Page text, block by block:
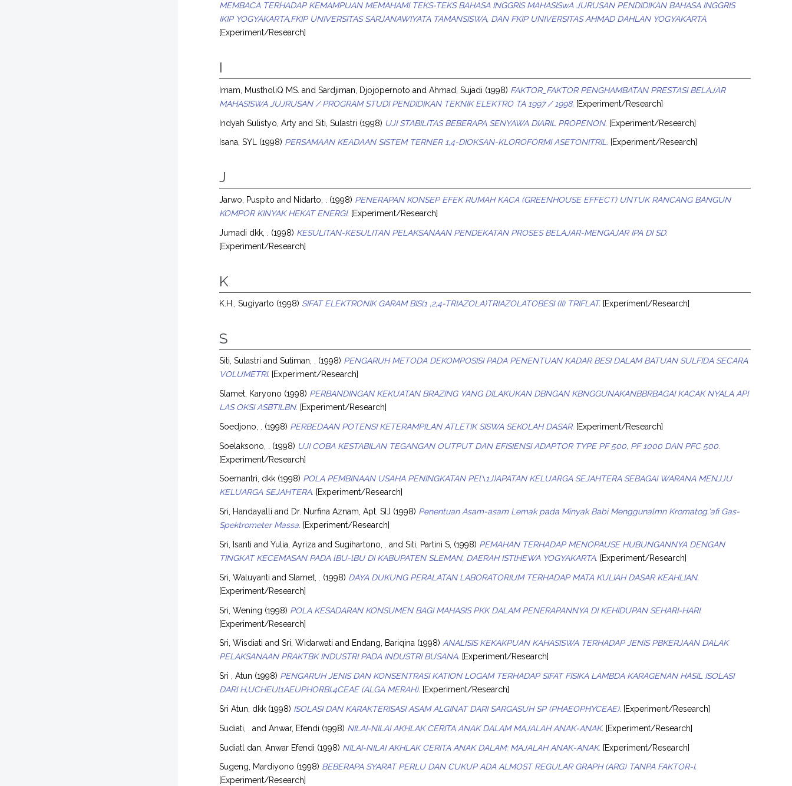
MEMBACA TERHADAP KEMAMPUAN MEMAHAMI TEKS-TEKS BAHASA INGGRIS MAHASISwA JURUSAN PENDIDIKAN BAHASA INGGRIS
IKIP YOGYAKARTA,FKIP UNIVERSITAS SARJANAWIYATA TAMANSISWA, DAN FKIP UNIVERSITAS AHMAD DAHLAN YOGYAKARTA.
[Experiment/Research]
I
Imam, MustholiQ MS. andSardjiman, Djojopernoto andAhmad, Sujadi (1998) FAKTOR_FAKTOR PENGHAMBATAN PRESTASI BELAJAR
MAHASISWA JUJRUSAN / PROGRAM STUDI PENDIDIKAN TEKNIK ELEKTRO TA 1997 / 1998. [Experiment/Research]
Indyah Sulistyo, Arty andSiti, Sulastri (1998) UJI STABILITAS BEBERAPA SENYAWA DIARIL PROPENON. [Experiment/Research]
Isana, SYL (1998) PERSAMAAN KEADAAN SISTEM TERNER 1,4-DIOKSAN-KLOROFORMI ASETONITRIL. [Experiment/Research]
J
Jarwo, Puspito and Nidarto, . (1998) PENERAPAN KONSEP EFEK RUMAH KACA (GREENHOUSE EFFECT) UNTUK RANCANG BANGUN
KOMPOR KINYAK HEKAT ENERGI. [Experiment/Research]
Jumadi dkk, . (1998) KESULITAN-KESULITAN PELAKSANAAN PENDEKATAN PROSES BELAJAR-MENGAJAR IPA DI SD.
[Experiment/Research]
K
K.H., Sugiyarto (1998) SIFAT ELEKTRONIK GARAM BIS(1 ,2,4-TRIAZOLA)TRIAZOLATOBESI (II) TRIFLAT. [Experiment/Research]
S
Siti, Sulastri andSutiman, . (1998) PENGARUH METODA DEKOMPOSISI PADA PENENTUAN KADAR BESI DALAM BATUAN SULFIDA SECARA
VOLUMETRI. [Experiment/Research]
Slamet, Karyono (1998) PERBANDINGAN KEKUATAN BRAZING YANG DILAKUKAN DBNGAN KBNGGUNAKANBBRBAGAI KACAK NYALA API
LAS OKSI ASBTILBN. [Experiment/Research]
Soedjono, . (1998) PERBEDAAN POTENSI KETERAMPILAN ATLETIK SISWA SEKOLAH DASAR. [Experiment/Research]
Soelaksono, . (1998) UJI COBA KESTABILAN TEGANGAN OUTPUT DAN EFISIENSI ADAPTOR TYPE PF 500, PF 1000 DAN PFC 500.
[Experiment/Research]
Soemantri, dkk (1998) POLA PEMBINAAN USAHA PENINGKATAN PEl\1J)APATAN KELUARGA SEJAHTERA SEBAGAI WARANA MENJJU
KELUARGA SEJAHTERA. [Experiment/Research]
Sri, Handayalli and Dr. Nurfina Aznam, Apt. SIJ (1998) Penentuan Asam-asam Lemak pada Minyak Babi Menggunalmn Kromatog.'afi Gas-
Spektrometer Massa. [Experiment/Research]
Sri, Isanti andYulia, Ayriza andSugihartono, . andSiti, Partini S, (1998) PEMAHAN TERHADAP MENOPAUSE HUBUNGANNYA DENGAN
TINGKAT KECEMASAN PADA lBU-lBU DI KABUPATEN SLEMAN, DAERAH ISTlHEWA YOGYAKARTA. [Experiment/Research]
Sri, Waluyanti andSlamet, . (1998) DAYA DUKUNG PERALATAN LABORATORIUM TERHADAP MATA KULIAH DASAR KEAHLIAN.
[Experiment/Research]
Sri, Wening (1998) POLA KESADARAN KONSUMEN BAGI MAHASIS PKK DALAM PENERAPANNYA DI KEHIDUPAN SEHARI-HARI.
[Experiment/Research]
Sri, Wisdiati andSri, Widarwati and Endang, Bariqina (1998)ANALISIS KEKAKPUAN KAHASISWA TERHADAP JENIS PBKERJAAN DALAK
PELAKSANAAN PRAKTBK INDUSTRI PADA INDUSTRI BUSANA. [Experiment/Research]
Sri , Atun (1998) PENGARUH JENIS DAN KONSENTRASI KATION LOGAM TERHADAP SIFAT FISIKA LAMBDA KARAGENAN HASIL ISOLASI
DARI H,UCHEUl1AEUPHORBI.4CEAE (ALGA MERAH). [Experiment/Research]
Sri Atun, dkk (1998) ISOLASI DAN KARAKTERISASI ASAM ALGINAT DARI SARGASUH SP (PHAEOPHYCEAE). [Experiment/Research]
Sudiati, . andAnwar, Efendi (1998) NILAI-NILAI AKHLAK CERITA ANAK DALAM MAJALAH ANAK-ANAK. [Experiment/Research]
Sudiatl dan, Anwar Efendi (1998) NILAI-NILAI AKHLAK CERITA ANAK DALAM: MAJALAH ANAK-ANAK. [Experiment/Research]
Sugeng, Mardiyono (1998) BEBERAPA SYARAT PERLU DAN CUKUP ADA ALMOST REGULAR GRAPH (ARG) TANPA FAKTOR-I.
[Experiment/Research]